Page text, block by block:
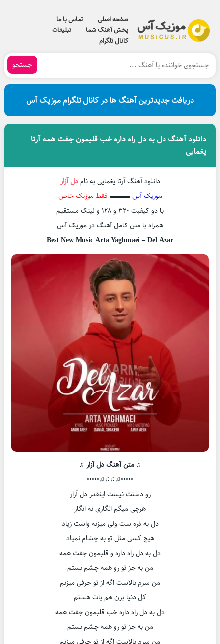
صفحه اصلی
تماس با ما
پخش آهنگ شما
تبلیغات
کانال تلگرام
جستجو
دریافت جدیدترین آهنگ ها در کانال تلگرام موزیک آس
دانلود آهنگ دل به دل راه داره خب قلبمون جفت همه آرتا
یغمایی
دانلود آهنگ آرتا یغمایی به نامدل آزار
موزیک آس▬▬▬ فقط موزیک خاص
با دو کیفیت ۳۲۰ و ۱۲۸ و لینک مستقیم
همراه با متن کامل آهنگ در موزیک آس
Best New Music Arta Yaghmaei – Del Azar
♫ متن آهنگ دل آزار ♫
•••••♫♫♫♫•••••
رو دستت نیست اینقدر دل آزار
هرچی میگم انگاری نه انگار
دل یه ذره ست ولی میزنه واست زیاد
هیچ کسی مثل تو به چشام نمیاد
دل به دل راه داره و قلبمون جفت همه
من به جز تو رو همه چشم بستم
من سرم بالاست اگه از تو حرفی میزنم
کل دنیا برن هم پات هستم
دل به دل راه داره خب قلبمون جفت همه
من به جز تو رو همه چشم بستم
من سرم بالاست اگه از تو حرفی میزنم